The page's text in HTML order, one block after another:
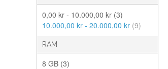
0,00 kr - 10.000,00 kr (3)
10.000,00 kr - 20.000,00 kr (9)
RAM
8 GB (3)